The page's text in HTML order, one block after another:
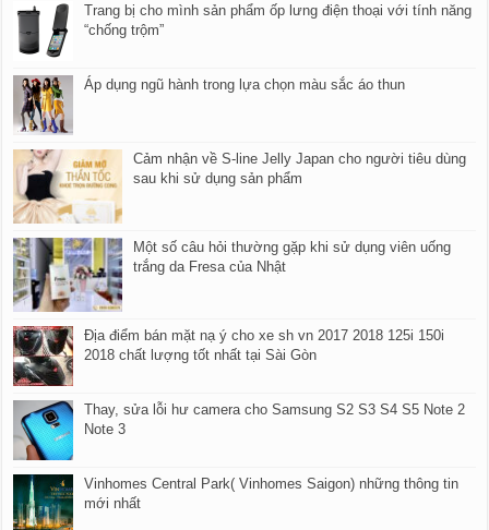
Trang bị cho mình sản phẩm ốp lưng điện thoại với tính năng
“chống trộm”
Áp dụng ngũ hành trong lựa chọn màu sắc áo thun
Cảm nhận về S-line Jelly Japan cho người tiêu dùng
sau khi sử dụng sản phẩm
Một số câu hỏi thường gặp khi sử dụng viên uống
trắng da Fresa của Nhật
Địa điểm bán mặt nạ ý cho xe sh vn 2017 2018 125i 150i
2018 chất lượng tốt nhất tại Sài Gòn
Thay, sửa lỗi hư camera cho Samsung S2 S3 S4 S5 Note 2
Note 3
Vinhomes Central Park( Vinhomes Saigon) những thông tin
mới nhất